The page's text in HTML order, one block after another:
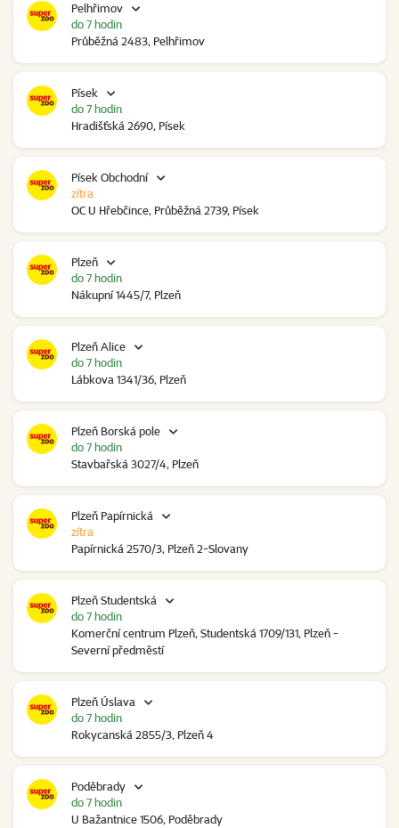
Pelhřimov
Průběžná 2483, Pelhřimov
do 7 hodin
Písek
Hradišťská 2690, Písek
do 7 hodin
Písek Obchodní
OC U Hřebčince, Průběžná 2739, Písek
zítra
Plzeň
Nákupní 1445/7, Plzeň
do 7 hodin
Plzeň Alice
Lábkova 1341/36, Plzeň
do 7 hodin
Plzeň Borská pole
Stavbařská 3027/4, Plzeň
do 7 hodin
Plzeň Papírnická
Papírnická 2570/3, Plzeň 2-Slovany
zítra
Plzeň Studentská
Komerční centrum Plzeň, Studentská 1709/131, Plzeň -
Severní předměstí
do 7 hodin
Plzeň Úslava
Rokycanská 2855/3, Plzeň 4
do 7 hodin
Poděbrady
U Bažantnice 1506, Poděbrady
do 7 hodin